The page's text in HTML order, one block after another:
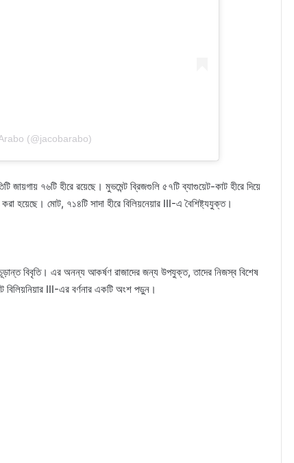
(@jacobarabo)
৭৬টি হীরে রয়েছে। মুভমেন্ট ব্রিজগুলি ৫৭টি ব্যাগুয়েট-কাট হীরে দিয়ে
হয়েছে। মোট, ৭১৪টি সাদা হীরে বিলিয়নেয়ার III-এ বৈশিষ্ট্যযুক্ত।
বিবৃতি। এর অনন্য আকর্ষণ রাজাদের জন্য উপযুক্ত, তাদের নিজস্ব বিশেষ
III-এর বর্ণনার একটি অংশ পড়ুন।